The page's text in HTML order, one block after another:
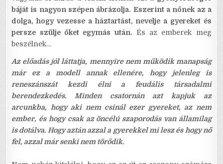
báját is nagyon szépen ábrázolja. Eszerint a nőnek az a
dolga, hogy vezesse a háztartást, nevelje a gyereket és
persze szülje őket egymás után. És az emberek meg
beszélnek…
Az előadás jól láttatja, mennyire nem működik manapság
már ez a modell annak ellenére, hogy jelenleg is
reneszánszát kezdi élni a feudális társadalmi
berendezkedés. Minden csatornán azt kapjuk az
arcunkba, hogy aki nem csinál ezer gyereket, az nem
ember, és hogy csak az öncélú szaporodás van államilag
is dotálva. Hogy aztán azzal a gyerekkel mi lesz és hogy nő
fel, azzal már senki nem törődik.